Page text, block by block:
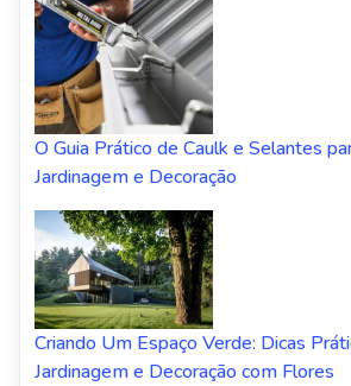
O Guia Prático de Caulk e Selantes
Jardinagem e Decoração
Criando Um Espaço Verde: Dicas
Jardinagem e Decoração com Flores